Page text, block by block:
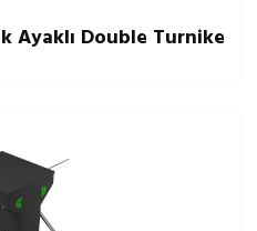
Ayaklı Double Turnike